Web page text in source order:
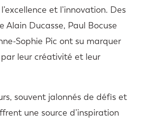
et l’innovation. Des
Alain Ducasse, Paul Bocuse
Sophie Pic ont su marquer
leur créativité et leur
souvent jalonnés de défis et
une source d’inspiration